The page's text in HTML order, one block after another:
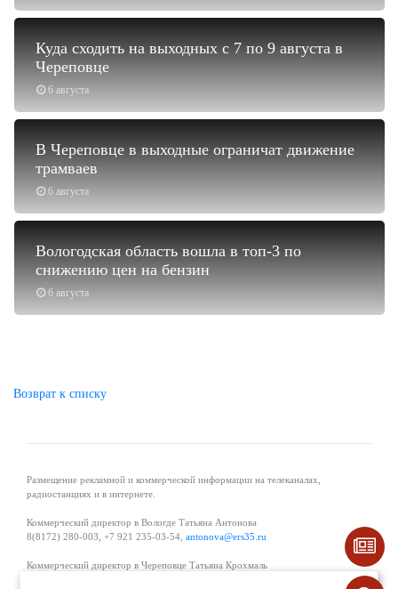
6 августа
Куда сходить на выходных с 7 по 9 августа в
Череповце
6 августа
В Череповце в выходные ограничат движение
трамваев
6 августа
Вологодская область вошла в топ-3 по
снижению цен на бензин
Возврат к списку
Размещение рекламной и коммерческой информации на телеканалах,
радиостанциях и в интернете.
Коммерческий директор в Вологде Татьяна Антонова
8(8172) 280-003, +7 921 235-03-54, antonova@ers35.ru
Коммерческий директор в Череповце Татьяна Крохмаль